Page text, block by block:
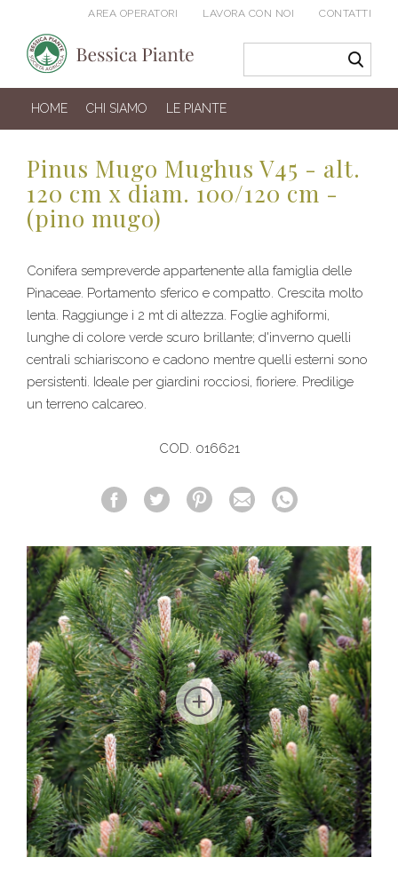
AREA OPERATORI LAVORA CON NOI CONTATTI
HOME CHI SIAMO LE PIANTE
Pinus Mugo Mughus V45 - alt.
120 cm x diam. 100/120 cm -
(pino mugo)
Conifera sempreverde appartenente alla famiglia delle
Pinaceae. Portamento sferico e compatto. Crescita molto
lenta. Raggiunge i 2 mt di altezza. Foglie aghiformi,
lunghe di colore verde scuro brillante; d'inverno quelli
centrali schiariscono e cadono mentre quelli esterni sono
persistenti. Ideale per giardini rocciosi, fioriere. Predilige
un terreno calcareo.
COD. 016621